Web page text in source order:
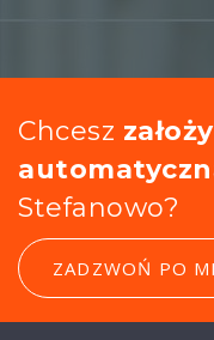
Chcesz
Stefanowo?
ZADZWOŃ PO